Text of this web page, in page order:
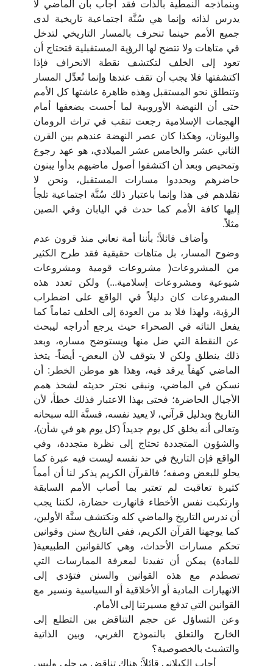
وبنماذجه النمطية بالذات فقد أجاب بأن الماضي لا
يدرس لذاته وإنما هي سُنَّة اجتماعية تاريخية لدى
جميع الأمم حينما تنحرف بالمسار التاريخي لتدخل
في متاهات ولا تتضح لها الرؤية المستقبلية فتحتاج أن
تعود إلى الخلف لتكتشف نقطة الانحراف فإذا
اكتشفتها فلا يجب أن تقف عندها وإنما تُعدِّل المسار
وتنطلق نحو المستقبل وهذه ظاهرة عاشتها كل الأمم
حتى أن النهضة الأوروبية لما أحست بضعفها أمام
الهجمات الإسلامية رجعت تنقب في تراث الرومان
واليونان، وهكذا كان عصر النهضة عندهم بين القرن
الثاني عشر والخامس عشر الميلادي، هو عهد رجوع
وتمحيص وبعد أن اكتشفوا أصول ماضيهم بدأوا يبنون
حاضرهم ويحددوا مسارات المستقبل، ونحن لا
نقلدهم في هذا وإنما باعتبار ذلك سُنَّة اجتماعية تلجأ
إليها كافة الأمم كما حدث في اليابان وفي الصين
مثلاً.
وأضاف قائلاً: بأننا أمة نعاني منذ قرون عدم
وضوح المسار، بل متاهات حقيقية فقد طرح الكثير
من المشروعات( مشروعات قومية ومشروعات
شيوعية ومشروعات إسلامية...) ولكن تعدد هذه
المشروعات كان دليلاً في الواقع على اضطراب
الرؤية، ولهذا فلا بد من العودة إلى الخلف تماماً كما
يفعل التائه في الصحراء حيث يرجع أدراجه ليبحث
عن النقطة التي ضل منها ويستوضح مساره، وبعد
ذلك ينطلق ولكن لا يتوقف لأن البعض- أيضاً- يتخذ
الماضي كهفاً يرقد فيه، وهذا هو موطن الخطر: أن
نسكن في الماضي، ونبقى نجتر حديثه لشحذ همم
الأجيال الحاضرة؛ فحتى بهذا الاعتبار فذلك خطأ، لأن
التاريخ وبدليل قرآني، لا يعيد نفسه، فسنَّة الله سبحانه
وتعالى أنه يخلق كل يوم جديداً (كل يوم هو في شأن)،
والشؤون المتجددة تحتاج إلى نظرة متجددة، وفي
الواقع فإن التاريخ في حد نفسه ليست فيه عبرة كما
يحلو للبعض وصفه؛ فالقرآن الكريم يذكر لنا أن أمماً
كثيرة تعاقبت لم تعتبر بما أصاب الأمم السابقة
وارتكبت نفس الأخطاء فانهارت حضارة، لكننا يجب
أن ندرس التاريخ والماضي كله ونكتشف سنَّة الأولين،
كما يوجهنا القرآن الكريم، ففي التاريخ سنن وقوانين
تحكم مسارات الأحداث، وهي كالقوانين الطبيعية(
للمادة) يمكن أن تفيدنا لمعرفة الممارسات التي
تصطدم مع هذه القوانين والسنن فتؤدي إلى
الانهيارات المادية أو الأخلاقية أو السياسية ونسير مع
القوانين التي تدفع مسيرتنا إلى الأمام.
وعن التساؤل عن حجم التناقض بين التطلع إلى
الخارج والتعلق بالنموذج الغربي، وبين الذاتية
والتشبث بالخصوصية؟
أجاب الكيلاني قائلاً: هناك تناقض مرحلي وليس